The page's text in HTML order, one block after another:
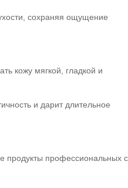
сохраняя ощущение
кожу мягкой, гладкой и
и дарит длительное
продукты профессиональных